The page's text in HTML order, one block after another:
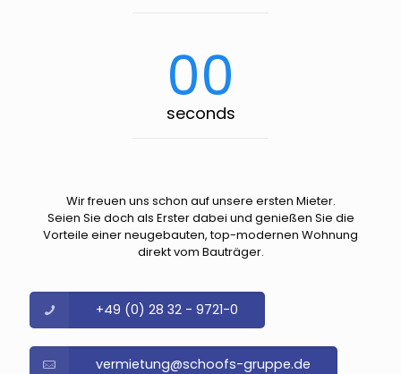
00
seconds
Wir freuen uns schon auf unsere ersten Mieter.
Seien Sie doch als Erster dabei und genießen Sie die
Vorteile einer neugebauten, top-modernen Wohnung
direkt vom Bauträger.
+49 (0) 28 32 - 9721-0
vermietung@schoofs-gruppe.de